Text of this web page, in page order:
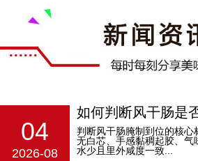
04
2026-08
如何判断风干肠是
判断风干肠腌制到位的核心
无白芯、手感黏稠起胶、气
水少且里外咸度一致‌...